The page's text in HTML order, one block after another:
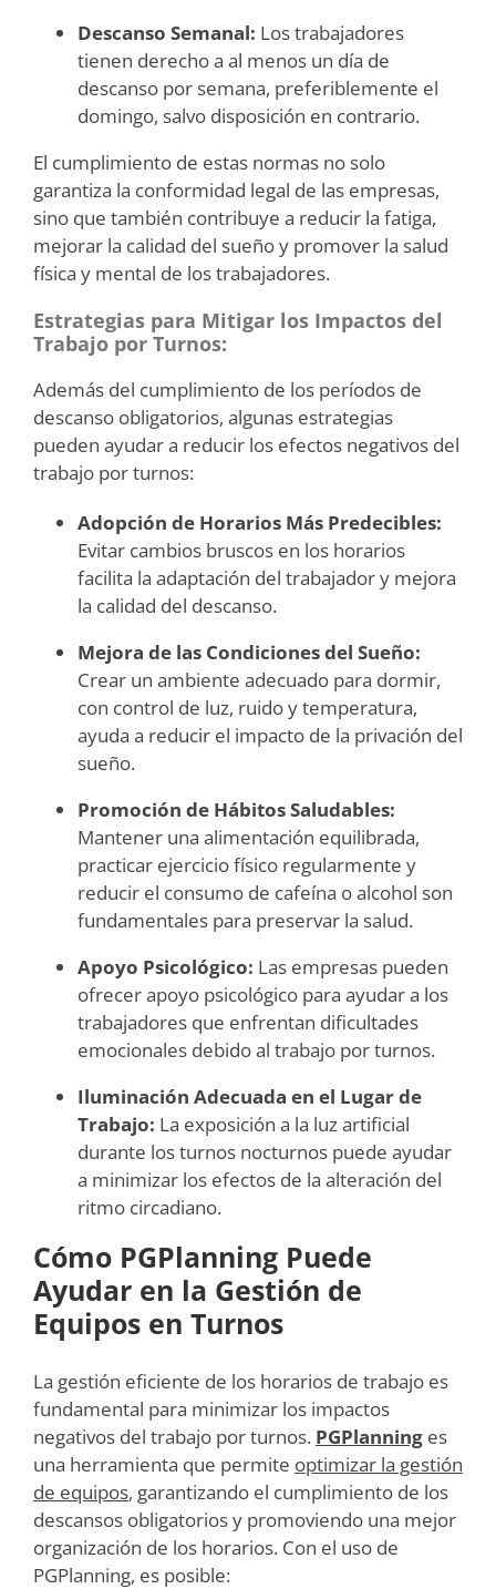
Descanso Semanal: Los trabajadores
tienen derecho a al menos un día de
descanso por semana, preferiblemente el
domingo, salvo disposición en contrario.
El cumplimiento de estas normas no solo
garantiza la conformidad legal de las empresas,
sino que también contribuye a reducir la fatiga,
mejorar la calidad del sueño y promover la salud
física y mental de los trabajadores.
Estrategias para Mitigar los Impactos del
Trabajo por Turnos:
Además del cumplimiento de los períodos de
descanso obligatorios, algunas estrategias
pueden ayudar a reducir los efectos negativos del
trabajo por turnos:
Adopción de Horarios Más Predecibles:
Evitar cambios bruscos en los horarios
facilita la adaptación del trabajador y mejora
la calidad del descanso.
Mejora de las Condiciones del Sueño:
Crear un ambiente adecuado para dormir,
con control de luz, ruido y temperatura,
ayuda a reducir el impacto de la privación del
sueño.
Promoción de Hábitos Saludables:
Mantener una alimentación equilibrada,
practicar ejercicio físico regularmente y
reducir el consumo de cafeína o alcohol son
fundamentales para preservar la salud.
Apoyo Psicológico: Las empresas pueden
ofrecer apoyo psicológico para ayudar a los
trabajadores que enfrentan dificultades
emocionales debido al trabajo por turnos.
Iluminación Adecuada en el Lugar de
Trabajo: La exposición a la luz artificial
durante los turnos nocturnos puede ayudar
a minimizar los efectos de la alteración del
ritmo circadiano.
Cómo PGPlanning Puede
Ayudar en la Gestión de
Equipos en Turnos
La gestión eficiente de los horarios de trabajo es
fundamental para minimizar los impactos
negativos del trabajo por turnos. PGPlanning es
una herramienta que permite optimizar la gestión
de equipos, garantizando el cumplimiento de los
descansos obligatorios y promoviendo una mejor
organización de los horarios. Con el uso de
PGPlanning, es posible: